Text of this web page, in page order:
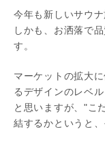
今年も新しいサウ
しかも、お洒落で
す。
マーケットの拡大
るデザインのレベ
と思いますが、"こ
結するかというと